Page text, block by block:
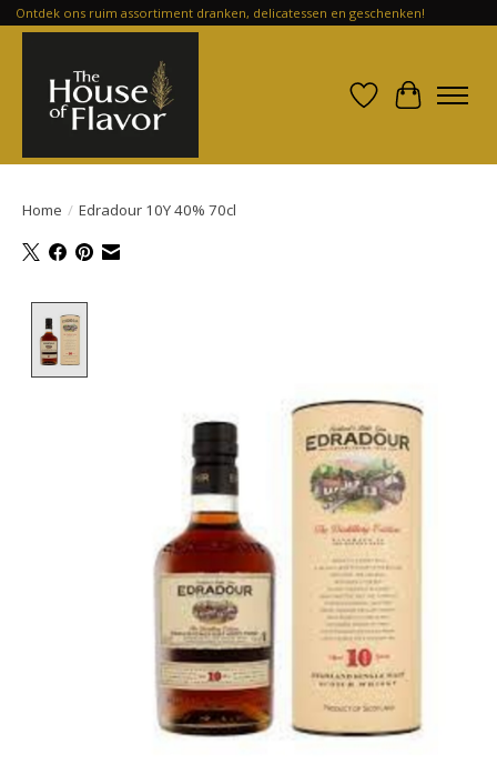
Ontdek ons ruim assortiment dranken, delicatessen en geschenken!
Verlanglijst
Home / Edradour 10Y 40% 70cl